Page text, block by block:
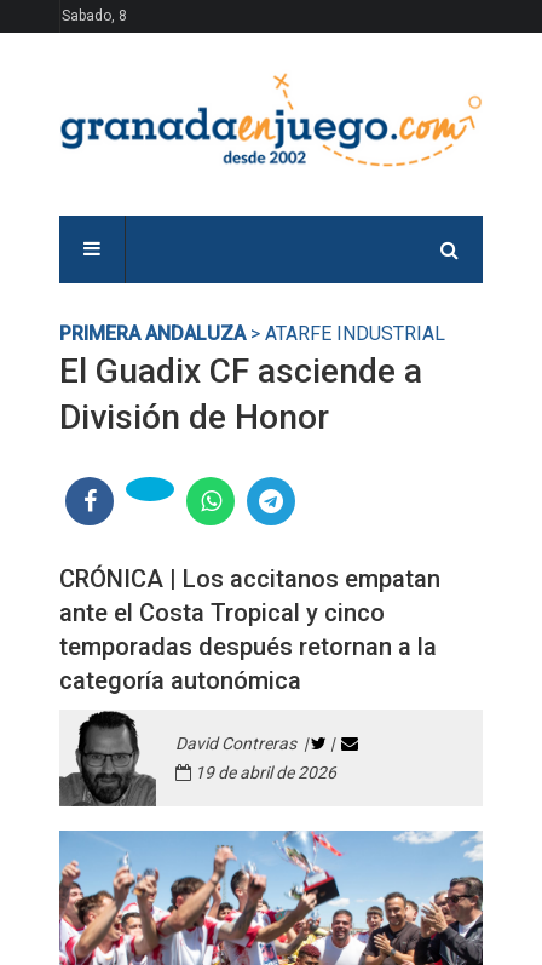
Sabado, 8
PRIMERA ANDALUZA> ATARFE INDUSTRIAL
El Guadix CF asciende a
División de Honor
CRÓNICA | Los accitanos empatan
ante el Costa Tropical y cinco
temporadas después retornan a la
categoría autonómica
David Contreras |
|
19 de abril de 2026